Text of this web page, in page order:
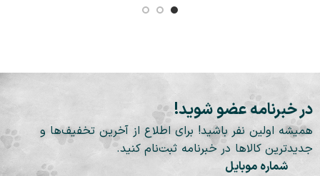
در خبرنامه عضو شوید!
همیشه اولین نفر باشید! برای اطلاع از آخرین تخفیف‌ها و
جدیدترین کالاها در خبرنامه ثبت‌نام کنید.
شماره موبایل